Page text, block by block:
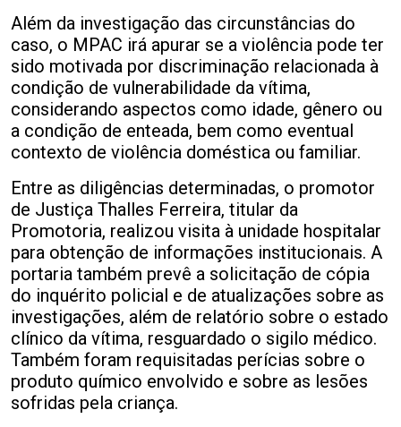
Além da investigação das circunstâncias do
caso, o MPAC irá apurar se a violência pode ter
sido motivada por discriminação relacionada à
condição de vulnerabilidade da vítima,
considerando aspectos como idade, gênero ou
a condição de enteada, bem como eventual
contexto de violência doméstica ou familiar.
Entre as diligências determinadas, o promotor
de Justiça Thalles Ferreira, titular da
Promotoria, realizou visita à unidade hospitalar
para obtenção de informações institucionais. A
portaria também prevê a solicitação de cópia
do inquérito policial e de atualizações sobre as
investigações, além de relatório sobre o estado
clínico da vítima, resguardado o sigilo médico.
Também foram requisitadas perícias sobre o
produto químico envolvido e sobre as lesões
sofridas pela criança.